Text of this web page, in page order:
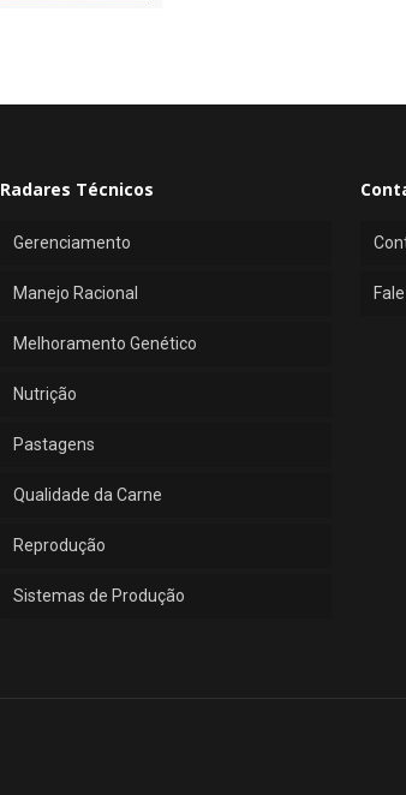
Radares Técnicos
Gerenciamento
Manejo Racional
Melhoramento Genético
Nutrição
Pastagens
Qualidade da Carne
Reprodução
Sistemas de Produção